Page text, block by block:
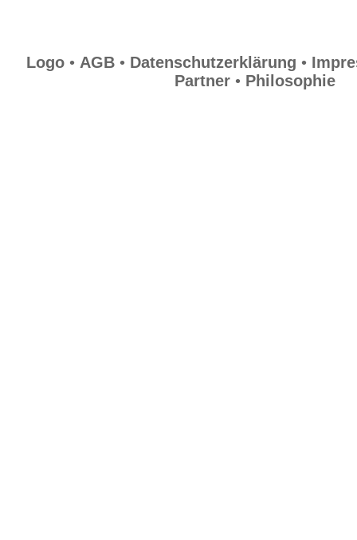
Logo• AGB• Datenschutzerklärung •
Partner • Philosophie